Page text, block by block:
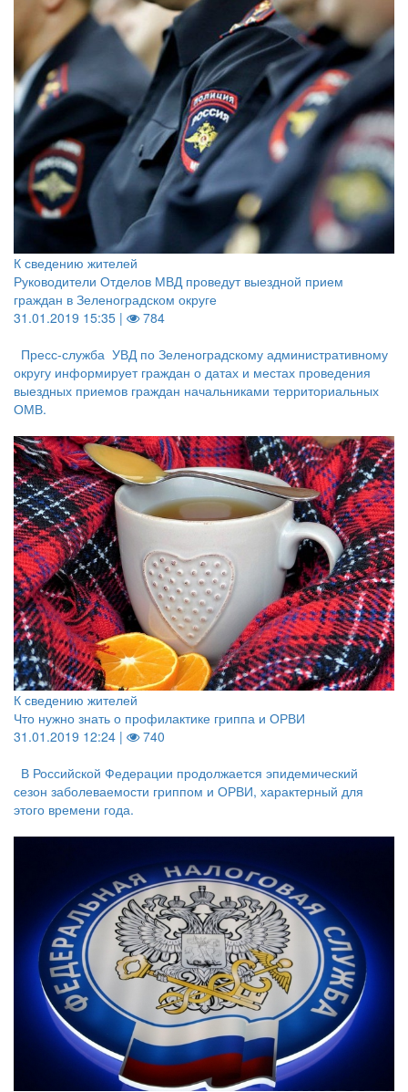
К сведению жителей
Руководители Отделов МВД проведут выездной прием
граждан в Зеленоградском округе
31.01.2019 15:35 |
784
Пресс-служба УВД по Зеленоградскому административному
округу информирует граждан о датах и местах проведения
выездных приемов граждан начальниками территориальных
ОМВ.
К сведению жителей
Что нужно знать о профилактике гриппа и ОРВИ
31.01.2019 12:24 |
740
В Российской Федерации продолжается эпидемический
сезон заболеваемости гриппом и ОРВИ, характерный для
этого времени года.